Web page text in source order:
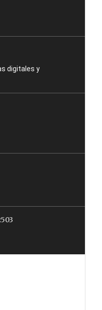
digitales y